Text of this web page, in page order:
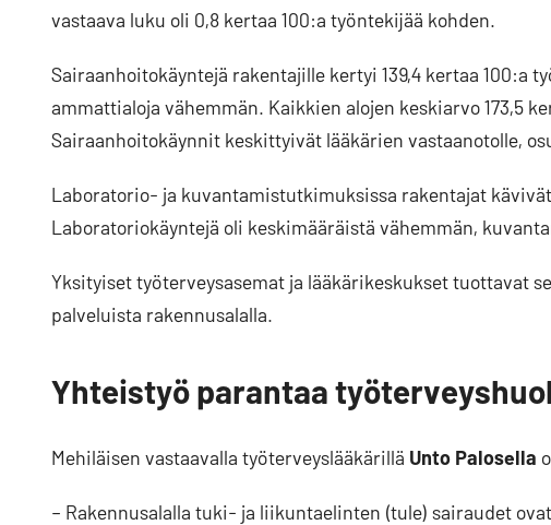
vastaava luku oli 0,8 kertaa 100:a työntekijää kohden.
Sairaanhoitokäyntejä rakentajille kertyi 139,4 kertaa 100:a
ammattialoja vähemmän. Kaikkien alojen keskiarvo 173,5
Sairaanhoitokäynnit keskittyivät lääkärien vastaanotolle,
Laboratorio- ja kuvantamistutkimuksissa rakentajat kävivät
Laboratoriokäyntejä oli keskimääräistä vähemmän,
Yksityiset työterveysasemat ja lääkärikeskukset tuottavat
palveluista rakennusalalla.
Yhteistyö parantaa
Mehiläisen vastaavalla työterveyslääkärillä Unto Palosella
– Rakennusalalla tuki- ja liikuntaelinten (tule) sairaudet